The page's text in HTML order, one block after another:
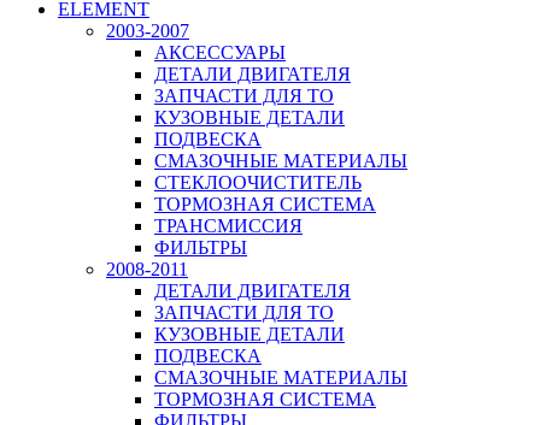
ELEMENT
2003-2007
АКСЕССУАРЫ
ДЕТАЛИ ДВИГАТЕЛЯ
ЗАПЧАСТИ ДЛЯ ТО
КУЗОВНЫЕ ДЕТАЛИ
ПОДВЕСКА
СМАЗОЧНЫЕ МАТЕРИАЛЫ
СТЕКЛООЧИСТИТЕЛЬ
ТОРМОЗНАЯ СИСТЕМА
ТРАНСМИССИЯ
ФИЛЬТРЫ
2008-2011
ДЕТАЛИ ДВИГАТЕЛЯ
ЗАПЧАСТИ ДЛЯ ТО
КУЗОВНЫЕ ДЕТАЛИ
ПОДВЕСКА
СМАЗОЧНЫЕ МАТЕРИАЛЫ
ТОРМОЗНАЯ СИСТЕМА
ФИЛЬТРЫ